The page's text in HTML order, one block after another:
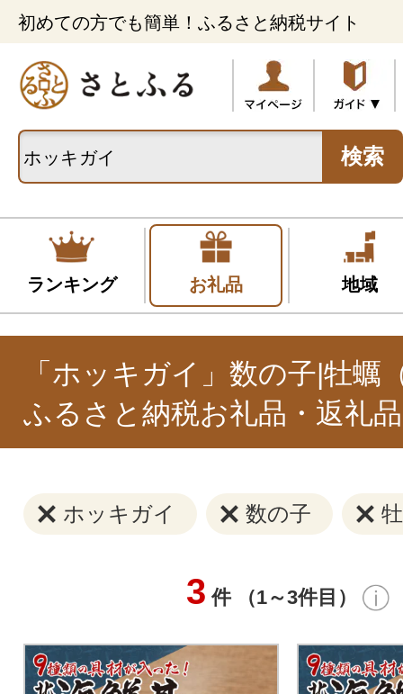
初めての方でも簡単！ふるさと納税サイト
検索
ランキング お礼品 地域
「ホッキガイ」数の子|牡蠣
ふるさと納税お礼品・返礼
ホッキガイ 数の子
3 件 （1～3件目）